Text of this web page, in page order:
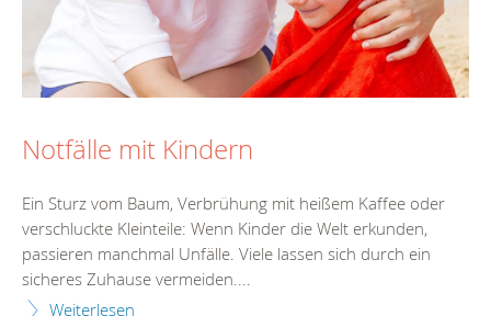
Notfälle mit Kindern
Ein Sturz vom Baum, Verbrühung mit heißem Kaffee oder
verschluckte Kleinteile: Wenn Kinder die Welt erkunden,
passieren manchmal Unfälle. Viele lassen sich durch ein
sicheres Zuhause vermeiden....
Weiterlesen